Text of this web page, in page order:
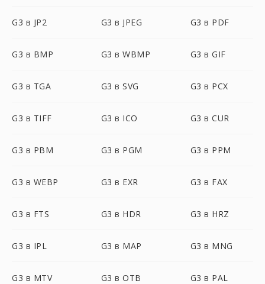
G3 в JP2 G3 в JPEG G3 в PDF
G3 в BMP G3 в WBMP G3 в GIF
G3 в TGA G3 в SVG G3 в PCX
G3 в TIFF G3 в ICO G3 в CUR
G3 в PBM G3 в PGM G3 в PPM
G3 в WEBP G3 в EXR G3 в FAX
G3 в FTS G3 в HDR G3 в HRZ
G3 в IPL G3 в MAP G3 в MNG
G3 в MTV G3 в OTB G3 в PAL